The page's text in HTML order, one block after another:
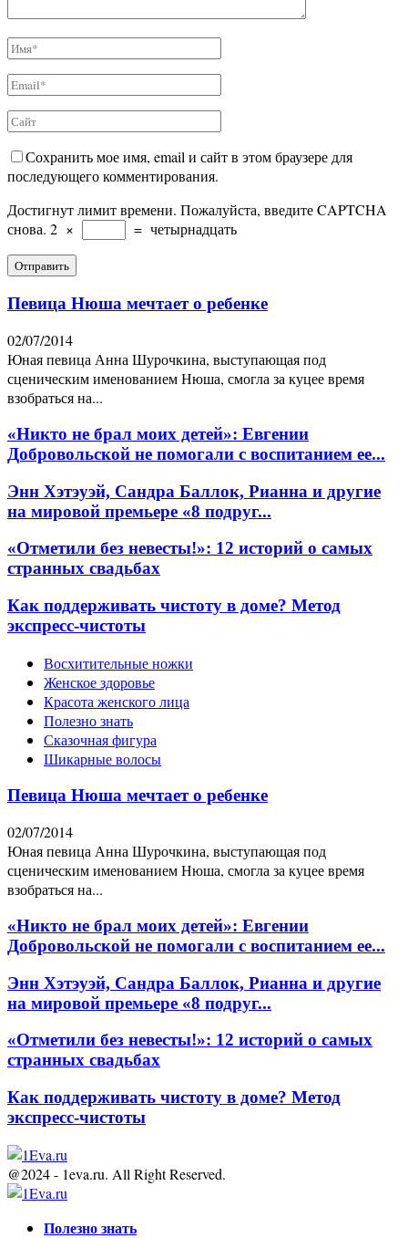
Сохранить мое имя, email и сайт в этом браузере для
последующего комментирования.
Достигнут лимит времени. Пожалуйста, введите CAPTCHA
снова. 2 × = четырнадцать
Певица Нюша мечтает о ребенке
02/07/2014
Юная певица Анна Шурочкина, выступающая под
сценическим именованием Нюша, смогла за куцее время
взобраться на...
«Никто не брал моих детей»: Евгении
Добровольской не помогали с воспитанием ее...
Энн Хэтэуэй, Сандра Баллок, Рианна и другие
на мировой премьере «8 подруг...
«Отметили без невесты!»: 12 историй о самых
странных свадьбах
Как поддерживать чистоту в доме? Метод
экспресс-чистоты
Восхитительные ножки
Женское здоровье
Красота женского лица
Полезно знать
Сказочная фигура
Шикарные волосы
Певица Нюша мечтает о ребенке
02/07/2014
Юная певица Анна Шурочкина, выступающая под
сценическим именованием Нюша, смогла за куцее время
взобраться на...
«Никто не брал моих детей»: Евгении
Добровольской не помогали с воспитанием ее...
Энн Хэтэуэй, Сандра Баллок, Рианна и другие
на мировой премьере «8 подруг...
«Отметили без невесты!»: 12 историй о самых
странных свадьбах
Как поддерживать чистоту в доме? Метод
экспресс-чистоты
@2024 - 1eva.ru. All Right Reserved.
Полезно знать